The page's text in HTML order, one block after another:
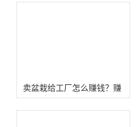
卖盆栽给工厂怎么赚钱？赚
10万的方法！